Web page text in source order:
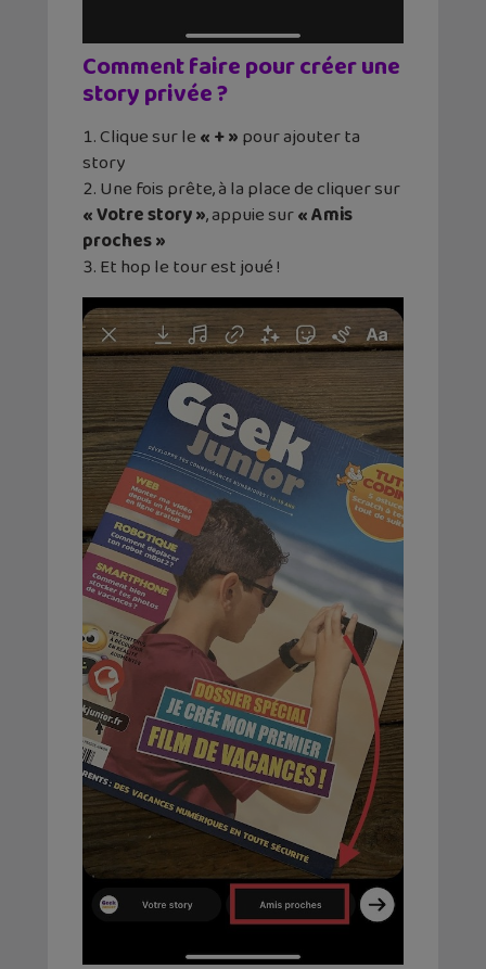
Comment faire pour créer une
story privée ?
Clique sur le« + »pour ajouter ta
story
Une fois prête, à la place de cliquer sur
« Votre story », appuie sur« Amis
proches »
Et hop le tour est joué !